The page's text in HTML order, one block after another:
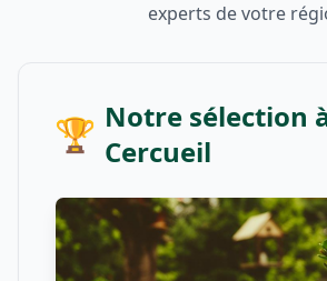
experts de votre
🏆 Notre sélection
Cercueil